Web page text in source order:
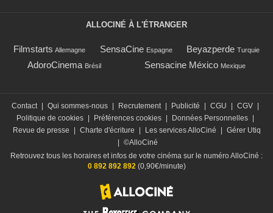
ALLOCINÉ À L'ÉTRANGER
Filmstarts Allemagne SensaCine Espagne Beyazperde Turquie
AdoroCinema Brésil Sensacine México Mexique
Contact | Qui sommes-nous | Recrutement | Publicité | CGU | CGV |
Politique de cookies | Préférences cookies | Données Personnelles |
Revue de presse
| Charte d'écriture | Les services AlloCiné | Gérer Utiq
| ©AlloCiné
Retrouvez tous les horaires et infos de votre cinéma sur le numéro AlloCiné :
0 892 892 892 (0,90€/minute)